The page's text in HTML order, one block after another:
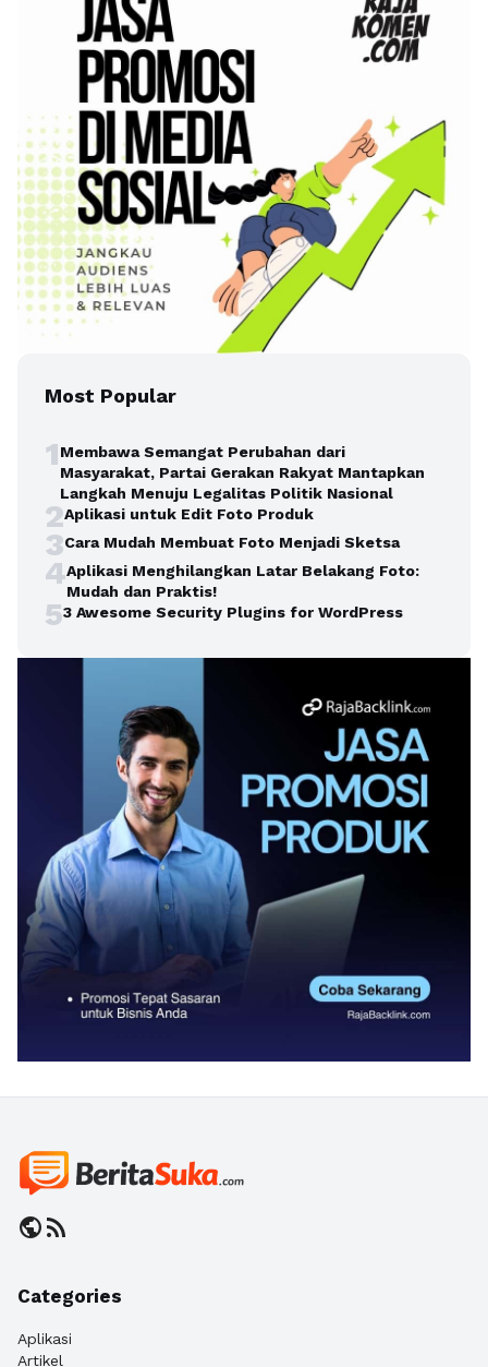
Most Popular
1Membawa Semangat Perubahan dari
Masyarakat, Partai Gerakan Rakyat Mantapkan
Langkah Menuju Legalitas Politik Nasional
2Aplikasi untuk Edit Foto Produk
3Cara Mudah Membuat Foto Menjadi Sketsa
4Aplikasi Menghilangkan Latar Belakang Foto:
Mudah dan Praktis!
53 Awesome Security Plugins for WordPress
publicrss_feed
Categories
Aplikasi
Artikel